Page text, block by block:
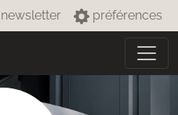
newsletter préférences